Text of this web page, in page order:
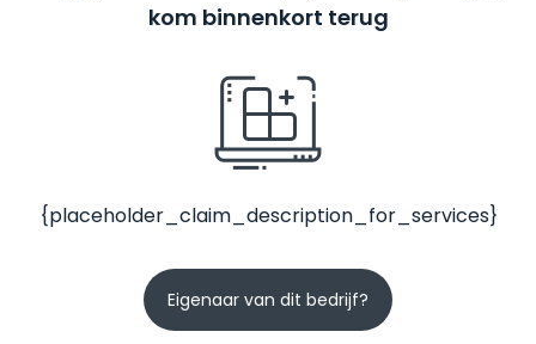
kom binnenkort terug
{placeholder_claim_description_for_services}
Eigenaar van dit bedrijf?